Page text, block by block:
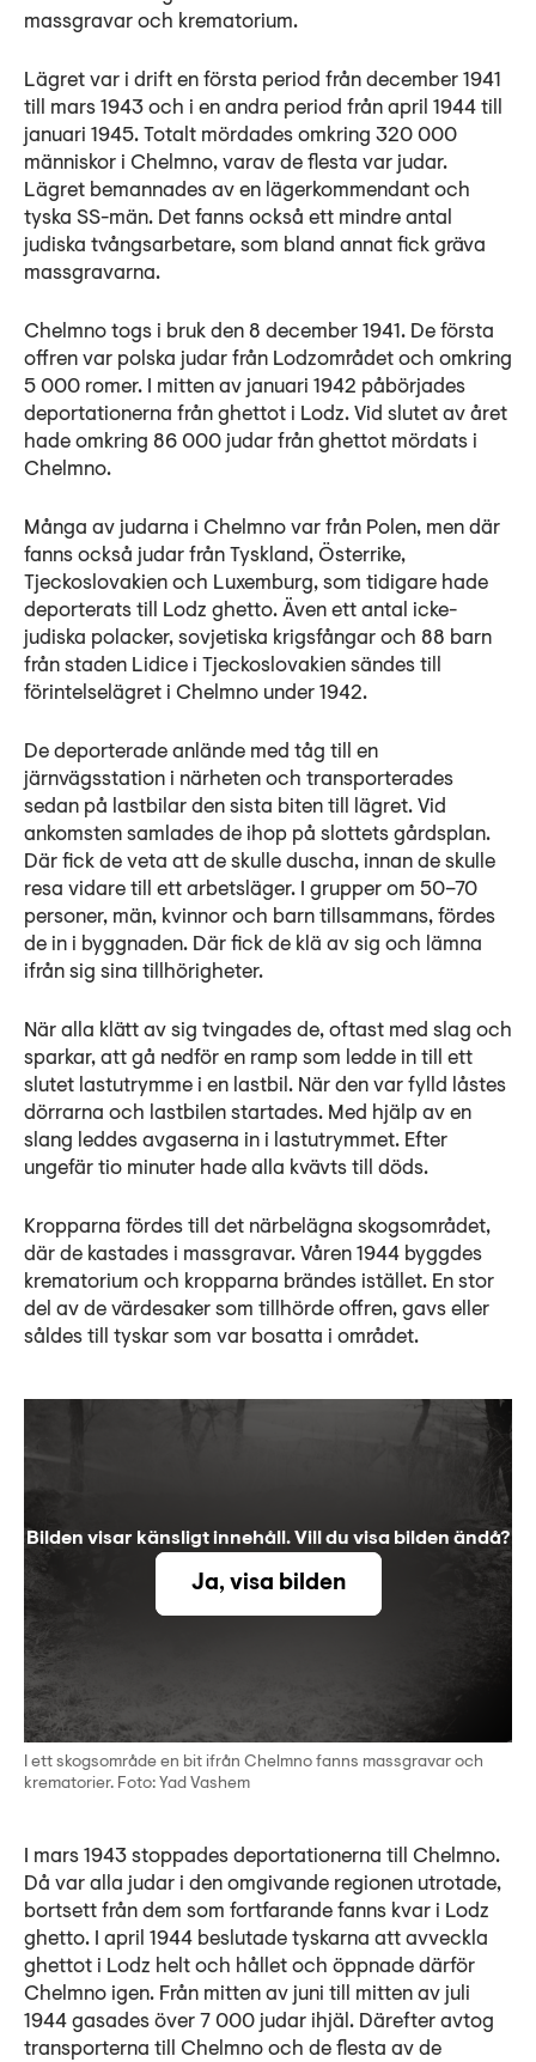
massgravar och krematorium.
Lägret var i drift en första period från december 1941
till mars 1943 och i en andra period från april 1944 till
januari 1945. Totalt mördades omkring 320 000
människor i Chelmno, varav de flesta var judar.
Lägret bemannades av en lägerkommendant och
tyska SS-män. Det fanns också ett mindre antal
judiska tvångsarbetare, som bland annat fick gräva
massgravarna.
Chelmno togs i bruk den 8 december 1941. De första
offren var polska judar från Lodzområdet och omkring
5 000 romer. I mitten av januari 1942 påbörjades
deportationerna från ghettot i Lodz. Vid slutet av året
hade omkring 86 000 judar från ghettot mördats i
Chelmno.
Många av judarna i Chelmno var från Polen, men där
fanns också judar från Tyskland, Österrike,
Tjeckoslovakien och Luxemburg, som tidigare hade
deporterats till Lodz ghetto. Även ett antal icke-
judiska polacker, sovjetiska krigsfångar och 88 barn
från staden Lidice i Tjeckoslovakien sändes till
förintelselägret i Chelmno under 1942.
De deporterade anlände med tåg till en
järnvägsstation i närheten och transporterades
sedan på lastbilar den sista biten till lägret. Vid
ankomsten samlades de ihop på slottets gårdsplan.
Där fick de veta att de skulle duscha, innan de skulle
resa vidare till ett arbetsläger. I grupper om 50–70
personer, män, kvinnor och barn tillsammans, fördes
de in i byggnaden. Där fick de klä av sig och lämna
ifrån sig sina tillhörigheter.
När alla klätt av sig tvingades de, oftast med slag och
sparkar, att gå nedför en ramp som ledde in till ett
slutet lastutrymme i en lastbil. När den var fylld låstes
dörrarna och lastbilen startades. Med hjälp av en
slang leddes avgaserna in i lastutrymmet. Efter
ungefär tio minuter hade alla kvävts till döds.
Kropparna fördes till det närbelägna skogsområdet,
där de kastades i massgravar. Våren 1944 byggdes
krematorium och kropparna brändes istället. En stor
del av de värdesaker som tillhörde offren, gavs eller
såldes till tyskar som var bosatta i området.
Bilden visar känsligt innehåll. Vill du visa bilden ändå?
Ja, visa bilden
I ett skogsområde en bit ifrån Chelmno fanns massgravar och
krematorier. Foto: Yad Vashem
I mars 1943 stoppades deportationerna till Chelmno.
Då var alla judar i den omgivande regionen utrotade,
bortsett från dem som fortfarande fanns kvar i Lodz
ghetto. I april 1944 beslutade tyskarna att avveckla
ghettot i Lodz helt och hållet och öppnade därför
Chelmno igen. Från mitten av juni till mitten av juli
1944 gasades över 7 000 judar ihjäl. Därefter avtog
transporterna till Chelmno och de flesta av de